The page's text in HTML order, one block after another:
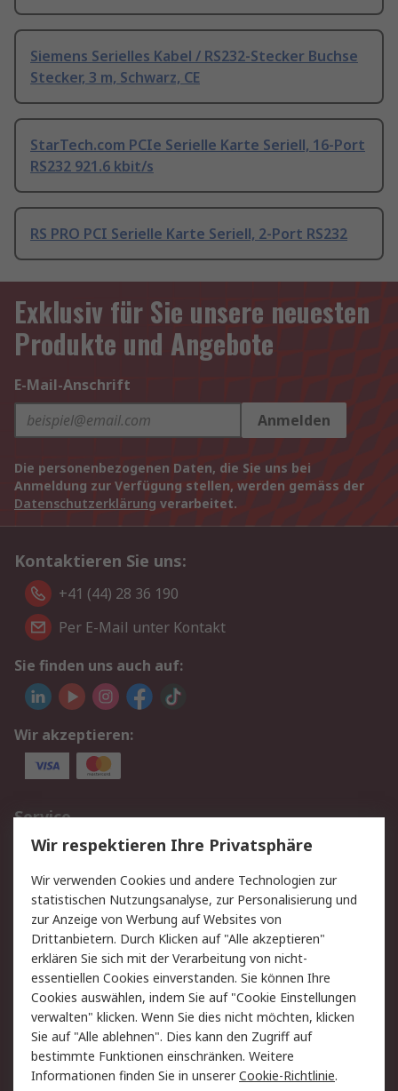
Siemens Serielles Kabel / RS232-Stecker Buchse
Stecker, 3 m, Schwarz, CE
StarTech.com PCIe Serielle Karte Seriell, 16-Port
RS232 921.6 kbit/s
RS PRO PCI Serielle Karte Seriell, 2-Port RS232
Exklusiv für Sie unsere neuesten
Produkte und Angebote
E-Mail-Anschrift
Anmelden
Die personenbezogenen Daten, die Sie uns bei
Anmeldung zur Verfügung stellen, werden gemäss der
Datenschutzerklärung verarbeitet.
Kontaktieren Sie uns:
+41 (44) 28 36 190
Per E-Mail unter Kontakt
Sie finden uns auch auf:
Wir akzeptieren:
Service
Value Added Services
Lieferlösungen
Rücksendungen
Kontakt
Hilfe
Rechtliches
AGB
Datenschutz
Cookie-Richtlinie
Zahlungsbedingungen
Copyright/Impressum
Über RS
Wir respektieren Ihre Privatsphäre
Wir verwenden Cookies und andere Technologien zur
statistischen Nutzungsanalyse, zur Personalisierung und
zur Anzeige von Werbung auf Websites von
Drittanbietern. Durch Klicken auf "Alle akzeptieren"
erklären Sie sich mit der Verarbeitung von nicht-
essentiellen Cookies einverstanden. Sie können Ihre
Cookies auswählen, indem Sie auf "Cookie Einstellungen
verwalten" klicken. Wenn Sie dies nicht möchten, klicken
Sie auf "Alle ablehnen". Dies kann den Zugriff auf
bestimmte Funktionen einschränken. Weitere
Informationen finden Sie in unsererCookie-Richtlinie.